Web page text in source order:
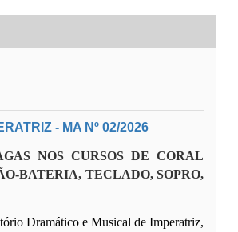
- MA Nº 02/2026
NOS CURSOS DE CORAL
BATERIA, TECLADO, SOPRO,
Dramático e Musical de Imperatriz,